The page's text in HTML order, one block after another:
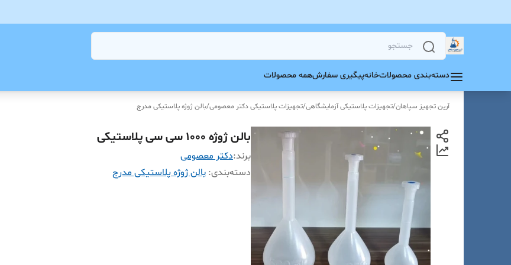
دسته‌بندی محصولاتخانهپیگیری سفارشهمه محصولات
آرین تجهیز سپاهان/تجهیزات پلاستیکی آزمایشگاهی/تجهیزات پلاستیکی دکتر معصومی/بالن ژوژه پلاستیکی مدرج
بالن ژوژه 1000 سی سی پلاستیکی
برند:دکتر معصومی
دسته‌بندی: بالن ژوژه پلاستیکی مدرج